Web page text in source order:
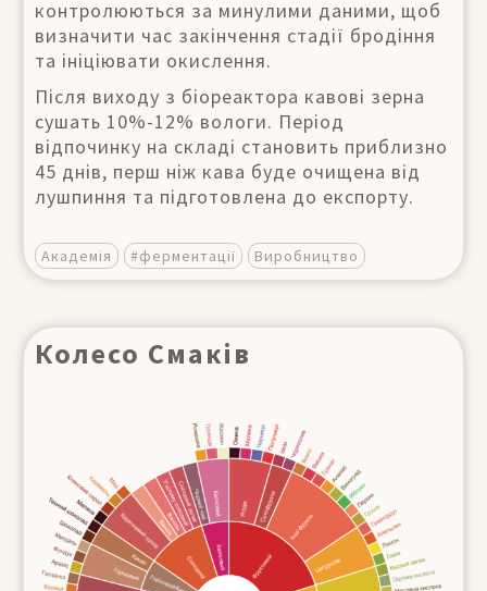
контролюються за минулими даними, щоб
визначити час закінчення стадії бродіння
та ініціювати окислення.
Після виходу з біореактора кавові зерна
сушать 10%-12% вологи. Період
відпочинку на складі становить приблизно
45 днів, перш ніж кава буде очищена від
лушпиння та підготовлена до експорту.
Академія #ферментації Виробництво
Колесо Смаків